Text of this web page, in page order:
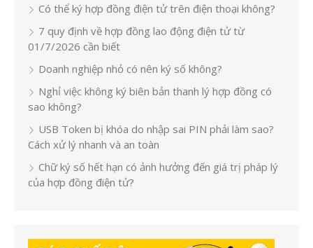
Có thể ký hợp đồng điện tử trên điện thoại không?
7 quy định về hợp đồng lao động điện tử từ
01/7/2026 cần biết
Doanh nghiệp nhỏ có nên ký số không?
Nghỉ việc không ký biên bản thanh lý hợp đồng có
sao không?
USB Token bị khóa do nhập sai PIN phải làm sao?
Cách xử lý nhanh và an toàn
Chữ ký số hết hạn có ảnh hưởng đến giá trị pháp lý
của hợp đồng điện tử?